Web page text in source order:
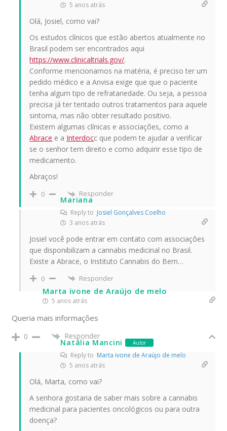
5 anos atrás
Olá, Josiel, como vai?
Os estudos clínicos que estão abertos atualmente no
Brasil podem ser encontrados aqui
https://www.clinicaltrials.gov/.
Conforme mencionamos na matéria, é preciso ter um
pedido médico e a Anvisa exige que que o paciente
tenha algum tipo de refratariedade. Ou seja, a pessoa
precisa já ter tentado outros tratamentos para aquele
sintoma, mas não obter resultado positivo.
Existem algumas clínicas e associações, como a
Abrace e a Interdocc que podem te ajudar a verificar
se o senhor tem direito e como adquirir esse tipo de
medicamento.
Abraços!
0 Responder
Mariana
Reply toJosiel Gonçalves Coelho
3 anos atrás
Josiel você pode entrar em contato com associações
que disponibilizam a cannabis medicinal no Brasil.
Existe a Abrace, o Instituto Cannabis do Bem…
0 Responder
Marta ivone de Araújo de melo
5 anos atrás
Queria mais informações
0 Responder
Natália Mancini Autor
Reply toMarta ivone de Araújo de melo
5 anos atrás
Olá, Marta, como vai?
A senhora gostaria de saber mais sobre a cannabis
medicinal para pacientes oncológicos ou para outra
doença?